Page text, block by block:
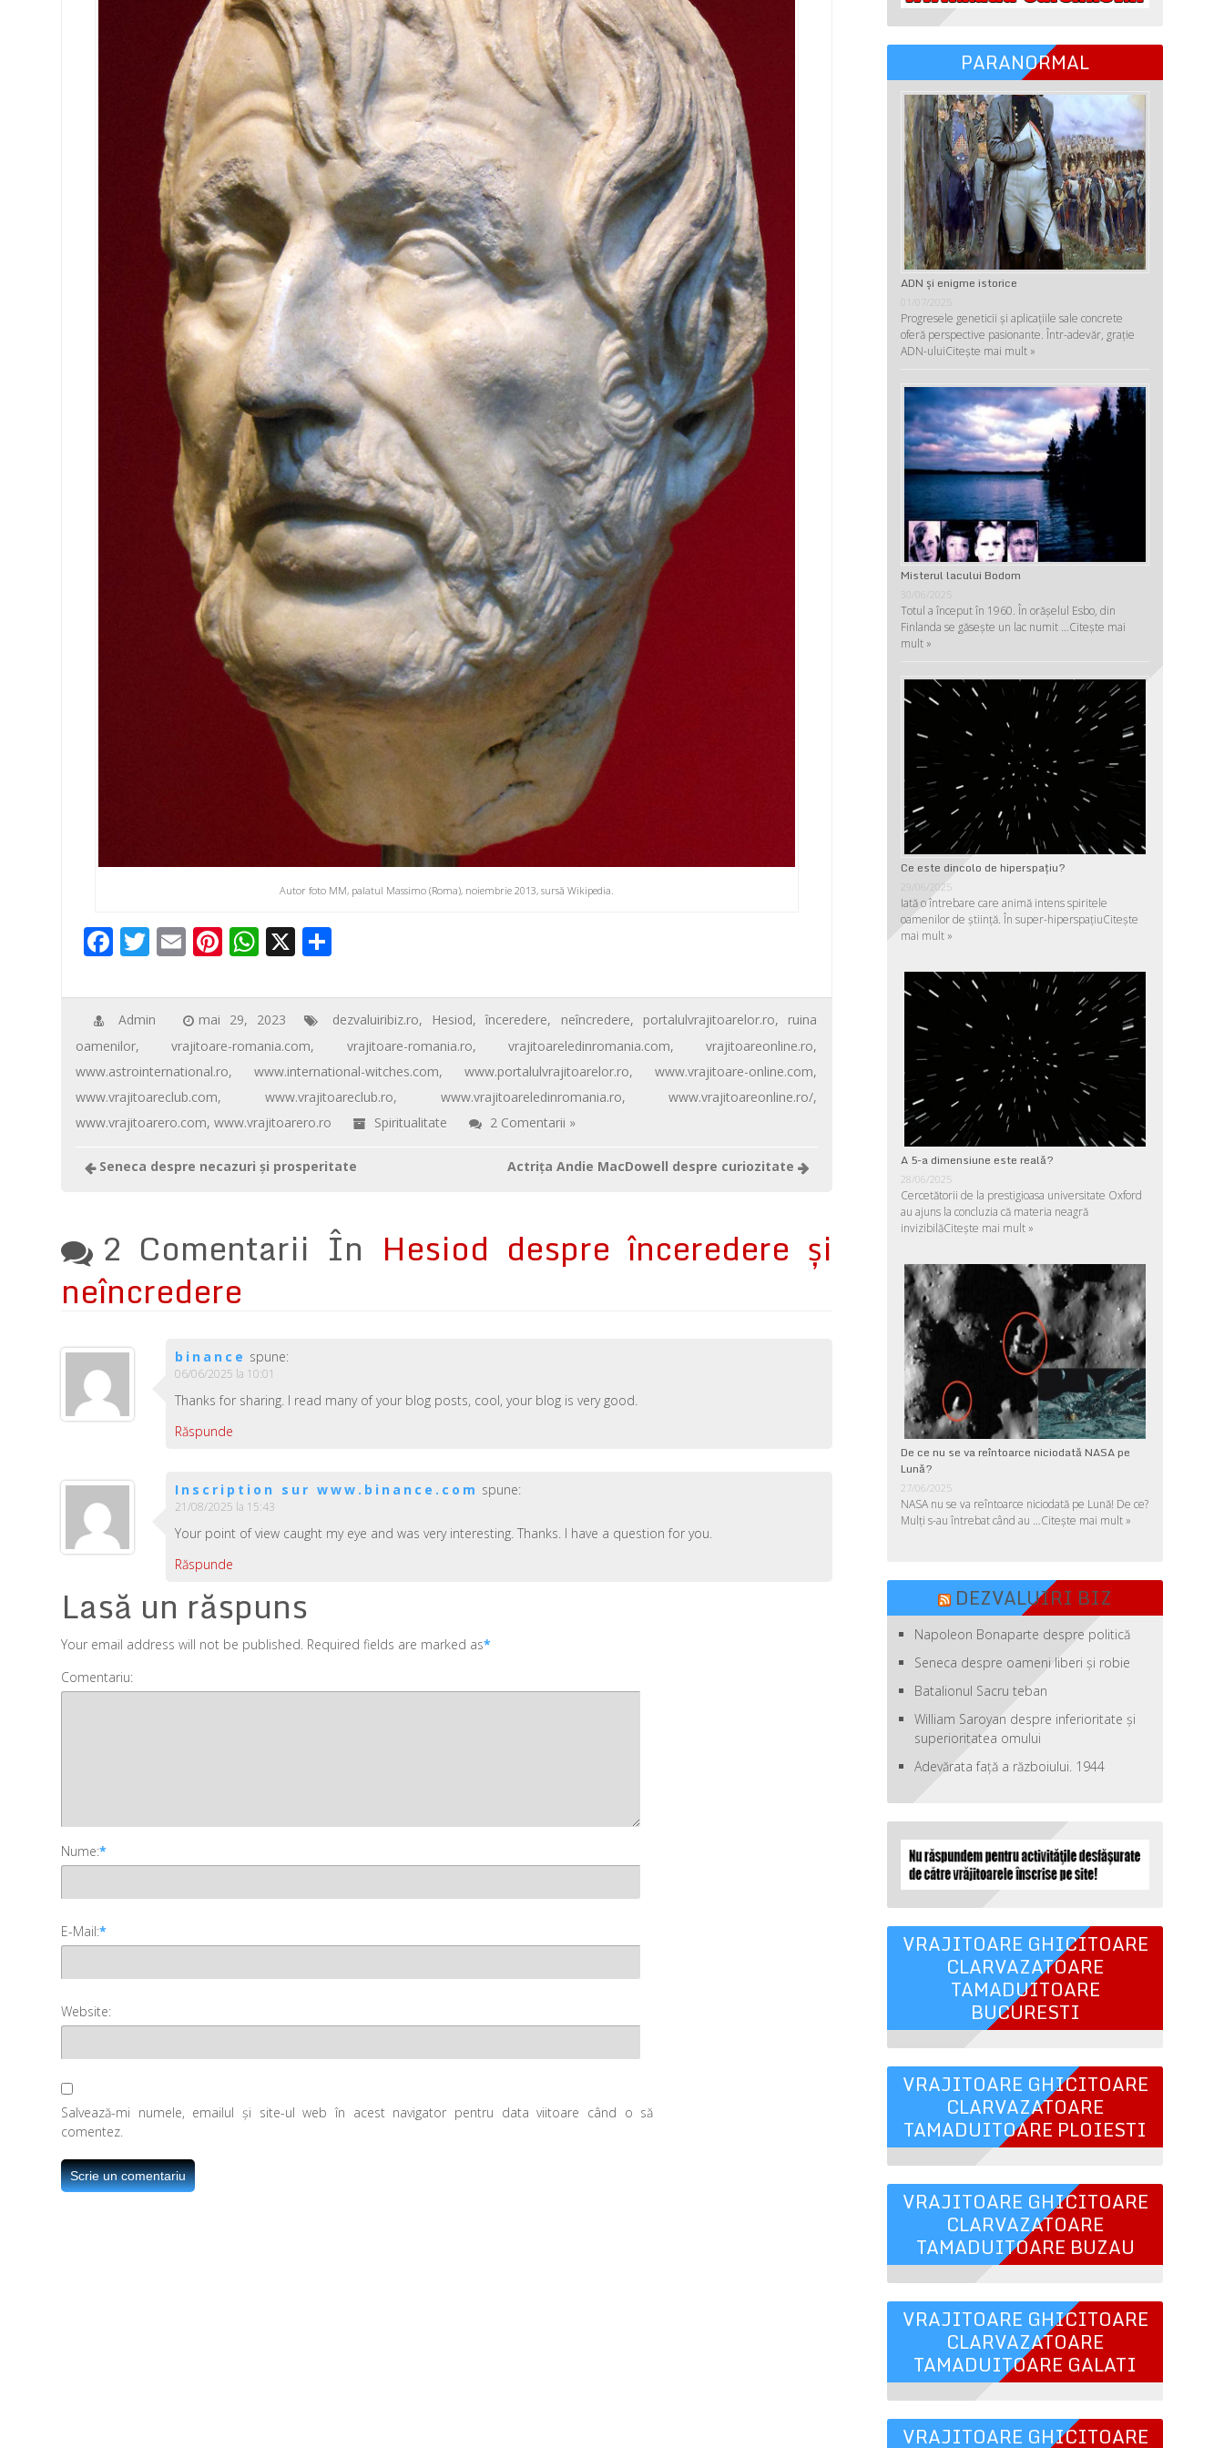
Autor foto MM, palatul Massimo (Roma), noiembrie 2013, sursă Wikipedia.
F
e
b
o
o
k
T
tt
er
E
ail
Pi
er
e
st
W
at
s
A
p
p
X
ta
je
az
ă
Admin mai 29, 2023 dezvaluiribiz.ro, Hesiod,înceredere, neîncredere, portalulvrajitoarelor.ro, ruina
oamenilor,vrajitoare-romania.com, vrajitoare-romania.ro, vrajitoareledinromania.com,vrajitoareonline.ro,
www.astrointernational.ro,www.international-witches.com,www.portalulvrajitoarelor.ro,www.vrajitoare-online.com,
www.vrajitoareclub.com, www.vrajitoareclub.ro, www.vrajitoareledinromania.ro,www.vrajitoareonline.ro/,
www.vrajitoarero.com,www.vrajitoarero.ro Spiritualitate 2 Comentarii »
Seneca despre necazuri şi prosperitate Actriţa Andie MacDowell despre curiozitate
2 Comentarii În Hesiod despre înceredere şi
neîncredere
binance spune:
06/06/2025 la 10:01
Thanks for sharing. I read many of your blog posts, cool, your blog is very good.
Răspunde
Inscription sur www.binance.com spune:
21/08/2025 la 15:43
Your point of view caught my eye and was very interesting. Thanks. I have a question for you.
Răspunde
Lasă un răspuns
Your email address will not be published. Required fields are marked as*
Comentariu:
Nume:*
E-Mail:*
Website:
Salvează-mi numele, emailul și site-ul web în acest navigator pentru data viitoare când o să
comentez.
PARANORMAL
ADN şi enigme istorice
01/07/2025
Progresele geneticii şi aplicaţiile sale concrete
oferă perspective pasionante. Într-adevăr, graţie
ADN-uluiCitește mai mult »
Misterul lacului Bodom
Totul a început în 1960. În orășelul Esbo, din
Finlanda se găsește un lac numit …Citește mai
mult »
Ce este dincolo de hiperspaţiu?
29/06/2025
Iată o întrebare care animă intens spiritele
oamenilor de ştiinţă. În super-hiperspaţiuCitește
mai mult »
A 5-a dimensiune este reală?
28/06/2025
Cercetătorii de la prestigioasa universitate Oxford
au ajuns la concluzia că materia neagră
invizibilăCitește mai mult »
De ce nu se va reîntoarce niciodată NASA pe
Lună?
27/06/2025
NASA nu se va reîntoarce niciodată pe Lună! De ce?
Mulţi s-au întrebat când au …Citește mai mult »
DEZVALUIRI BIZ
Napoleon Bonaparte despre politică
Seneca despre oameni liberi şi robie
Batalionul Sacru teban
William Saroyan despre inferioritate şi
superioritatea omului
Adevărata față a războiului. 1944
VRAJITOARE GHICITOARE
CLARVAZATOARE
TAMADUITOARE
BUCURESTI
VRAJITOARE GHICITOARE
CLARVAZATOARE
TAMADUITOARE PLOIESTI
VRAJITOARE GHICITOARE
CLARVAZATOARE
TAMADUITOARE BUZAU
VRAJITOARE GHICITOARE
CLARVAZATOARE
TAMADUITOARE GALATI
VRAJITOARE GHICITOARE